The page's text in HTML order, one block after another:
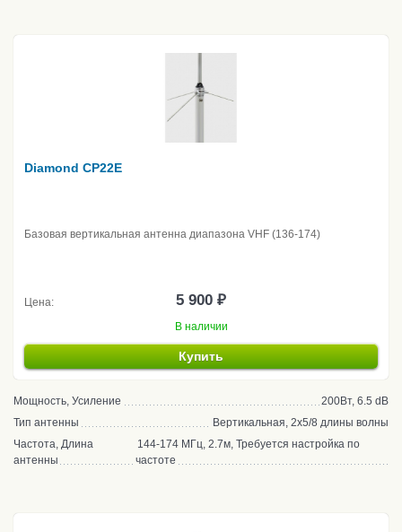
Diamond CP22E
Базовая вертикальная антенна диапазона VHF (136-174)
Цена: 5 900 ₽
В наличии
Купить
Мощность, Усиление
200Вт, 6.5 dB
Тип антенны
Вертикальная, 2x5/8 длины волны
Частота, Длина
антенны
144-174 МГц, 2.7м, Требуется настройка по
частоте